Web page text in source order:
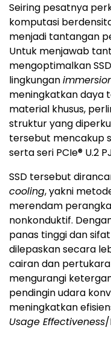
Seiring pesatnya
komputasi
menjadi tantangan
Untuk menjawab
mengoptimalkan
lingkungan
meningkatkan daya
material khusus,
struktur yang
tersebut mencakup
serta seri PCIe® U.2
SSD tersebut
cooling, yakni
merendam
nonkonduktif.
panas tinggi dan
dilepaskan secara
cairan dan
mengurangi
pendingin udara
meningkatkan
Usage Effectiveness/